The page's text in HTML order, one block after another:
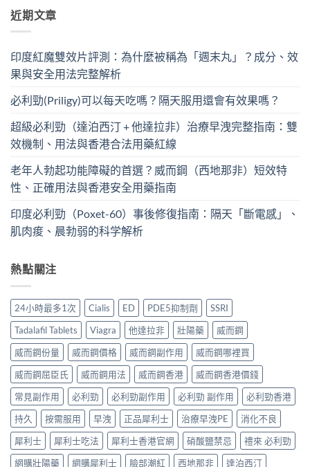
近期文章
印度紅魔雙效片評測：為什麼被稱為「週末丸」？成分、效
果與安全用法完整解析
必利勁(Priligy)可以每天吃嗎？隔天服用還會有效果嗎？
超級必利勁（達泊西汀 + 他達拉非）治療早洩完整指南：雙
效機制、用法與香港合法用藥紅線
老年人勃起功能障礙的首選？威而鋼（西地那非）短效特
性、正確用法與香港安全用藥指南
印度必利勁（Poxet-60）事後修復指南：隔天「斷電感」、
肌肉痠、晨勃弱的科学解析
熱點關注
24小時最多1次 Cialis ED PDE5抑制劑
SSRI
Tadalafil Tablets
Viagra 他達拉非 壯陽藥
威而鋼
威而鋼份量
威而鋼價格 威而鋼副作用
威而鋼哪裡買
威而鋼屈臣氏
威而鋼用法 威而鋼香港
威而鋼香港價錢
常見副作用
必利勁 必利勁副作用 必利勁 副作用
必利勁香港
持久
按需服用 早洩 正品犀利士 治療早洩PE
消化不良
犀利士
犀利士吃法 犀利士香港官網 硝酸鹽禁忌
禮來 必利勁
網購壯陽藥
網購犀利士 臉部潮紅 西地那非 達泊西汀